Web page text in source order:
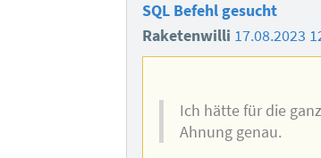
SQL Befehl gesucht
Raketenwilli 17.08.2023
Ich hätte für die
Ahnung genau.